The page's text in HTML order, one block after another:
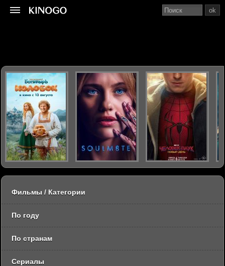
ok
Фильмы / Категории
По году
По странам
Сериалы